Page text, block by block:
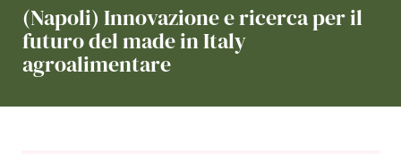
(Napoli) Innovazione e ricerca per il
futuro del made in Italy
agroalimentare